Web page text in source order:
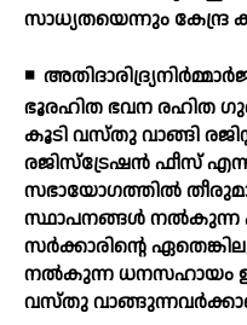
സാധ്യതയെന്നും കേന്ദ്ര
◾
ഭൂരഹിത ഭവന രഹിത
കൂടി വസ്തു വാങ്ങി
രജിസ്ട്രേഷന്‍ ഫീസ്
സഭായോഗത്തില്‍
സ്ഥാപനങ്ങള്‍ നല്‍കുന്ന
സര്‍ക്കാരിന്റെ
നല്‍കുന്ന ധനസഹായം
വസ്തു